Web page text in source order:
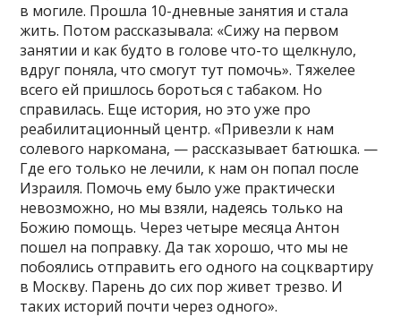
в могиле. Прошла 10-дневные занятия и стала
жить. Потом рассказывала: «Сижу на первом
занятии и как будто в голове что-то щелкнуло,
вдруг поняла, что смогут тут помочь». Тяжелее
всего ей пришлось бороться с табаком. Но
справилась. Еще история, но это уже про
реабилитационный центр. «Привезли к нам
солевого наркомана, — рассказывает батюшка. —
Где его только не лечили, к нам он попал после
Израиля. Помочь ему было уже практически
невозможно, но мы взяли, надеясь только на
Божию помощь. Через четыре месяца Антон
пошел на поправку. Да так хорошо, что мы не
побоялись отправить его одного на соцквартиру
в Москву. Парень до сих пор живет трезво. И
таких историй почти через одного».